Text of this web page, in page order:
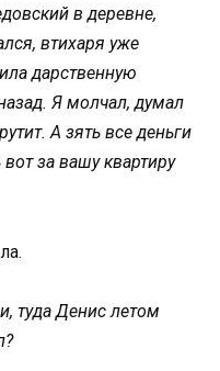
в деревне,
втихаря уже
дарственную
Я молчал, думал
А зять все деньги
за вашу квартиру
туда Денис летом